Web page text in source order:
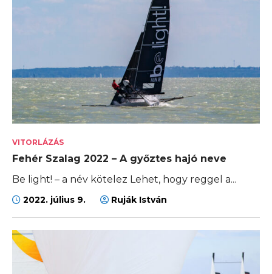
VITORLÁZÁS
Fehér Szalag 2022 – A győztes hajó neve
Be light! – a név kötelez Lehet, hogy reggel a...
2022. július 9. Ruják István